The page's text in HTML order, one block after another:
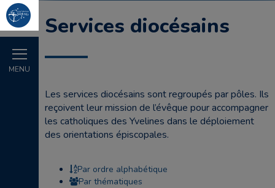
MENU
Services diocésains
Les services diocésains sont regroupés par pôles. Ils
reçoivent leur mission de l’évêque pour accompagner
les catholiques des Yvelines dans le déploiement
des orientations épiscopales.
Par ordre alphabétique
Par thématiques